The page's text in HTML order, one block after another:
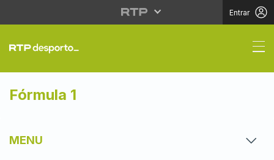
Entrar
António Félix da
Fórmula 1
MENU